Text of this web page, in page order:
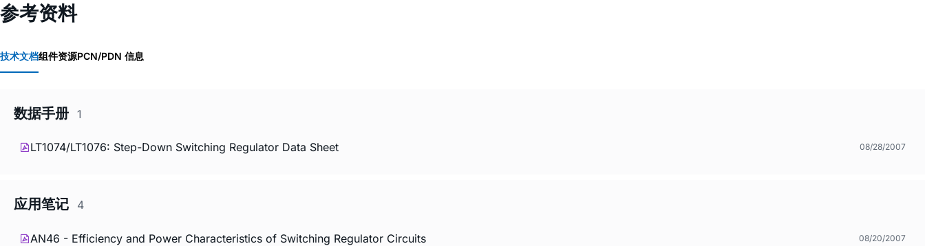
参考资料
技术文档组件资源PCN/PDN 信息
数据手册 1
LT1074/LT1076: Step-Down Switching Regulator Data Sheet 08/28/2007
应用笔记 4
AN46 - Efficiency and Power Characteristics of Switching Regulator Circuits 08/20/2007